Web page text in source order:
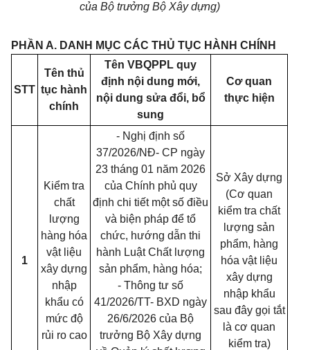
của Bộ trưởng Bộ Xây dựng)
PHẦN A. DANH MỤC CÁC THỦ TỤC HÀNH CHÍNH
STT
Tên thủ
tục hành
chính
Tên VBQPPL quy
định nội dung mới,
nội dung sửa đổi, bổ
sung
Cơ quan
thực hiện
1
Kiểm tra
chất
lượng
hàng hóa
vật liệu
xây dựng
nhập
khẩu có
mức độ
rủi ro cao
- Nghị định số
37/2026/NĐ- CP ngày
23 tháng 01 năm 2026
của Chính phủ quy
định chi tiết một số điều
và biện pháp để tổ
chức, hướng dẫn thi
hành Luật Chất lượng
sản phẩm, hàng hóa;
- Thông tư số
41/2026/TT- BXD ngày
26/6/2026 của Bộ
trưởng Bộ Xây dựng
Sở Xây dựng
(Cơ quan
kiểm tra chất
lượng sản
phẩm, hàng
hóa vật liệu
xây dựng
nhập khẩu
sau đây gọi tắt
là cơ quan
kiểm tra)